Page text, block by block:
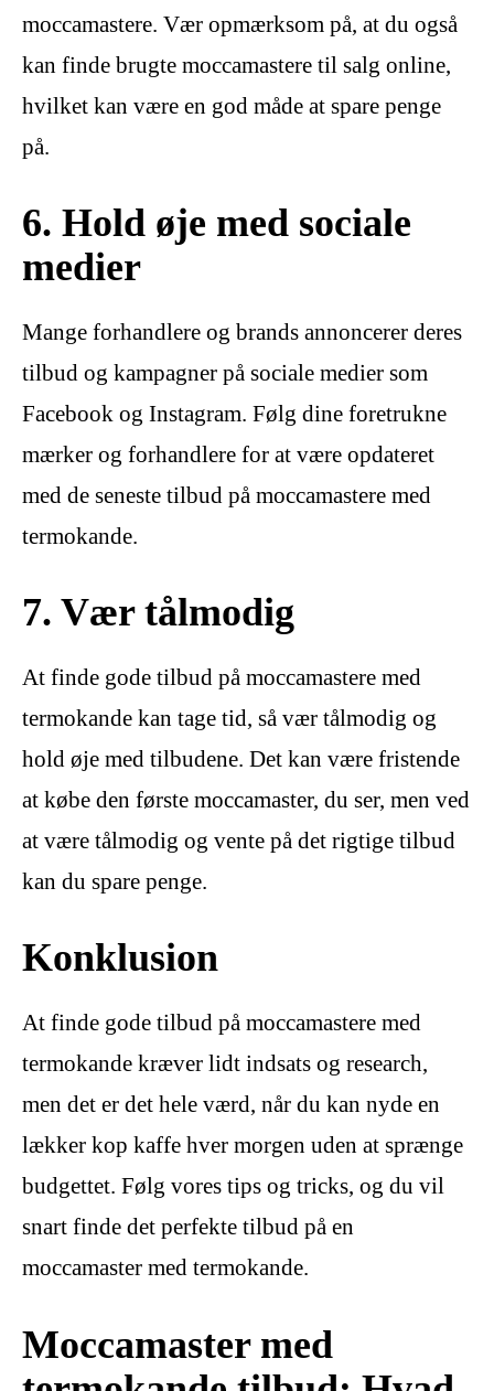
moccamastere. Vær opmærksom på, at du også
kan finde brugte moccamastere til salg online,
hvilket kan være en god måde at spare penge
på.
6. Hold øje med sociale
medier
Mange forhandlere og brands annoncerer deres
tilbud og kampagner på sociale medier som
Facebook og Instagram. Følg dine foretrukne
mærker og forhandlere for at være opdateret
med de seneste tilbud på moccamastere med
termokande.
7. Vær tålmodig
At finde gode tilbud på moccamastere med
termokande kan tage tid, så vær tålmodig og
hold øje med tilbudene. Det kan være fristende
at købe den første moccamaster, du ser, men ved
at være tålmodig og vente på det rigtige tilbud
kan du spare penge.
Konklusion
At finde gode tilbud på moccamastere med
termokande kræver lidt indsats og research,
men det er det hele værd, når du kan nyde en
lækker kop kaffe hver morgen uden at sprænge
budgettet. Følg vores tips og tricks, og du vil
snart finde det perfekte tilbud på en
moccamaster med termokande.
Moccamaster med